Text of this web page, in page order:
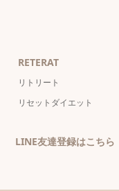
RETERAT
リトリート
リセットダイエット
LINE友達登録はこちら